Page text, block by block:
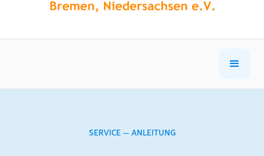
SERVICE — ANLEITUNG